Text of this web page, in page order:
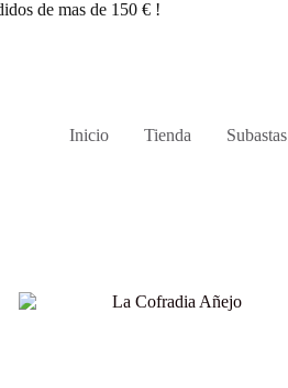
de mas de 150 € !
Inicio Tienda Subastas